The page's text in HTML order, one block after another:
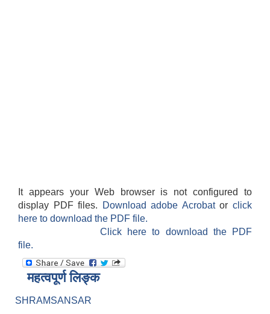
It appears your Web browser is not configured to
display PDF files.
Download adobe Acrobatorclick
here to download the PDF file.
Click here to download the PDF
file.
महत्वपूर्ण लिङ्क
SHRAMSANSAR